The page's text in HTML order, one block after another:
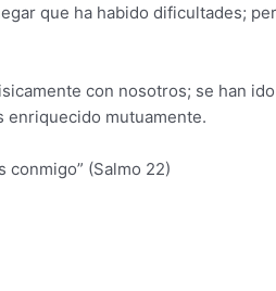
que ha habido dificultades;
con nosotros; se han
enriquecido mutuamente.
conmigo” (Salmo 22)